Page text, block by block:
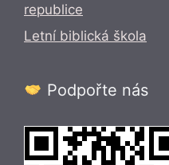
republice
Letní biblická škola
Podpořte nás